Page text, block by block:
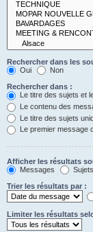
Rechercher dans les
Oui
Non
Rechercher dans :
Le titre des sujets et
Le contenu des
Le titre des sujets
Le premier message
Afficher les résultats
Messages
Sujets
Trier les résultats par :
Limiter les résultats